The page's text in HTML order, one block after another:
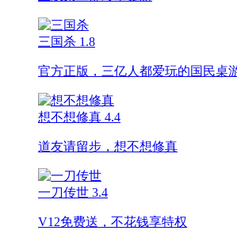
三国杀 1.8
官方正版，三亿人都爱玩的国民桌
想不想修真 4.4
道友请留步，想不想修真
一刀传世 3.4
V12免费送，不花钱享特权